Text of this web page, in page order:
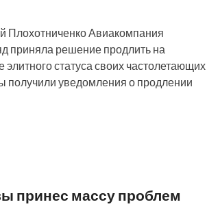
Авиакомпания
приняла решение продлить на
статуса своих частолетающих
получили уведомления о продлении
принес массу проблем